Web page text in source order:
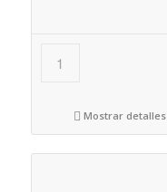
Mostrar detalles